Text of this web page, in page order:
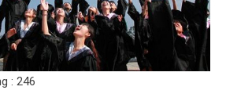
: 246